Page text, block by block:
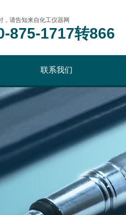
，请告知来自化工仪器网
875-1717转866
联系我们